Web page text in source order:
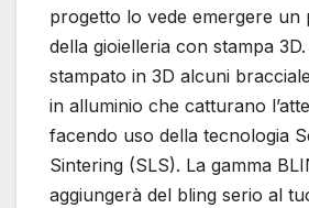
progetto lo vede emergere un
della gioielleria con stampa
stampato in 3D alcuni
in alluminio che catturano
facendo uso della tecnologia
Sintering (SLS). La gamma
aggiungerà del bling serio al